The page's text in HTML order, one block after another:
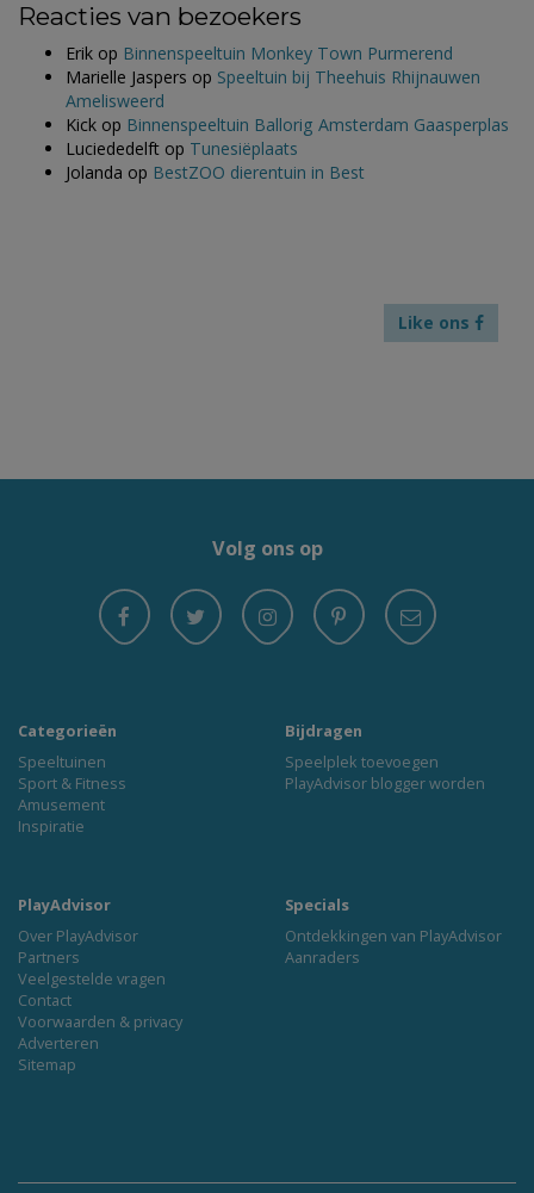
Reacties van bezoekers
Erik op Binnenspeeltuin Monkey Town Purmerend
Marielle Jaspers op Speeltuin bij Theehuis Rhijnauwen
Amelisweerd
Kick op Binnenspeeltuin Ballorig Amsterdam Gaasperplas
Luciededelft op Tunesiëplaats
Jolanda op BestZOO dierentuin in Best
Like ons
Volg ons op
Categorieën
Speeltuinen
Sport & Fitness
Amusement
Inspiratie
Bijdragen
Speelplek toevoegen
PlayAdvisor blogger worden
PlayAdvisor
Over PlayAdvisor
Partners
Veelgestelde vragen
Contact
Voorwaarden & privacy
Adverteren
Sitemap
Specials
Ontdekkingen van PlayAdvisor
Aanraders